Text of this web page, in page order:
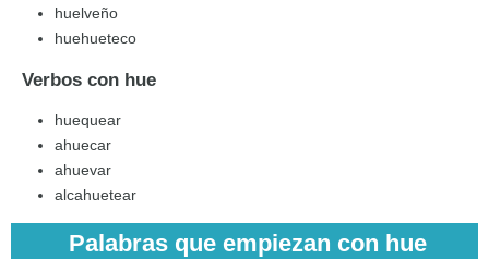
huelveño
huehueteco
Verbos con hue
huequear
ahuecar
ahuevar
alcahuetear
Palabras que empiezan con hue